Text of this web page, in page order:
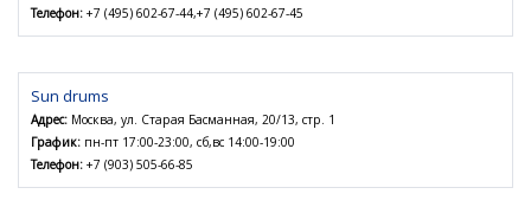
Телефон: +7 (495) 602-67-44,+7 (495) 602-67-45
Sun drums
Адрес: Москва, ул. Старая Басманная, 20/13, стр. 1
График: пн-пт 17:00-23:00, сб,вс 14:00-19:00
Телефон: +7 (903) 505-66-85